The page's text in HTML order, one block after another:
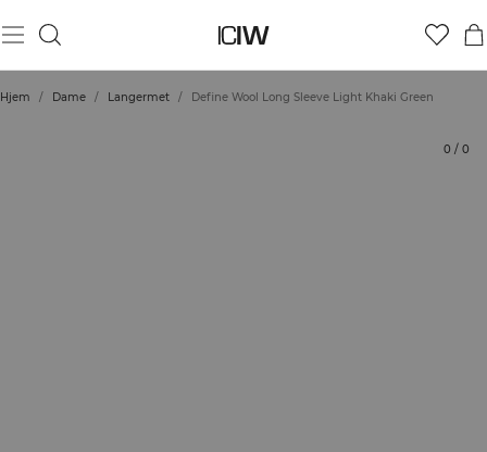
Hjem / Dame / Langermet / Define Wool Long Sleeve Light Khaki Green
0 / 0